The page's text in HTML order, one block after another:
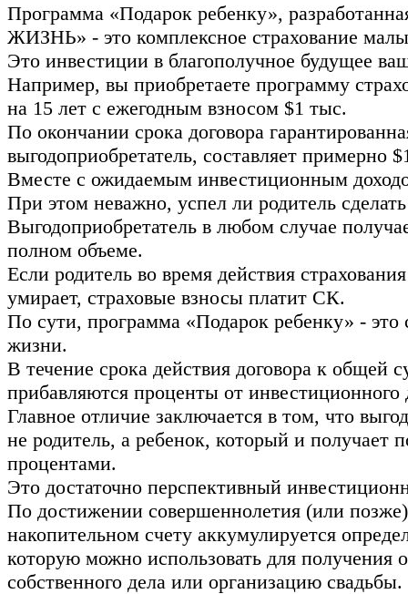
Программа «Подарок ребенку»,
ЖИЗНЬ» - это комплексное страхование
Это инвестиции в благополучное будущее
Например, вы приобретаете программу
на 15 лет с ежегодным взносом $1 тыс.
По окончании срока договора
выгодоприобретатель, составляет примерно
Вместе с ожидаемым инвестиционным
При этом неважно, успел ли родитель
Выгодоприобретатель в любом случае
полном объеме.
Если родитель во время действия
умирает, страховые взносы платит СК.
По сути, программа «Подарок ребенку» - это
жизни.
В течение срока действия договора к общей
прибавляются проценты от инвестиционного
Главное отличие заключается в том, что
не родитель, а ребенок, который и получает
процентами.
Это достаточно перспективный
По достижении совершеннолетия (или
накопительном счету аккумулируется
которую можно использовать для получения
собственного дела или организацию свадьбы.